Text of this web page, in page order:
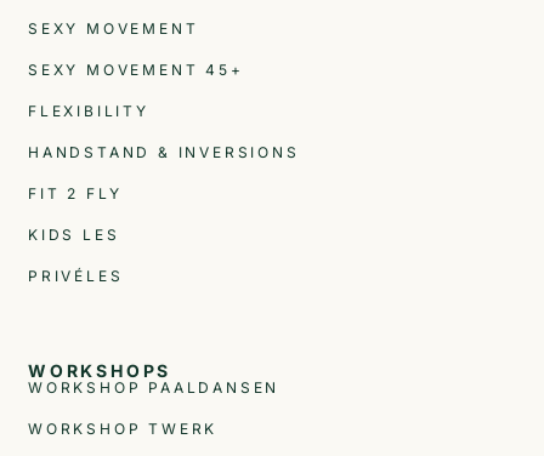
SEXY MOVEMENT
SEXY MOVEMENT 45+
FLEXIBILITY
HANDSTAND & INVERSIONS
FIT 2 FLY
KIDS LES
PRIVÉLES
WORKSHOPS
WORKSHOP PAALDANSEN
WORKSHOP TWERK